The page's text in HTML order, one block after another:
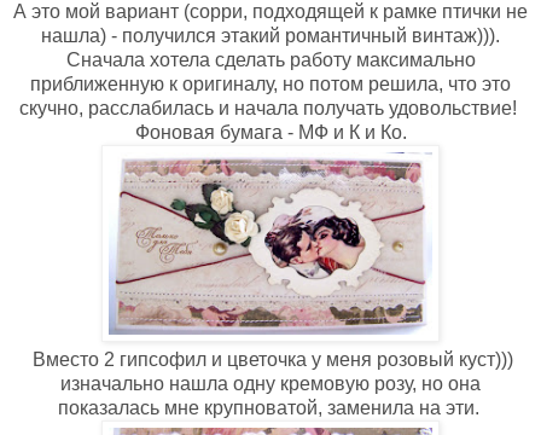
А это мой вариант (сорри, подходящей к рамке птички не
нашла) - получился этакий романтичный винтаж))).
Сначала хотела сделать работу максимально
приближенную к оригиналу, но потом решила, что это
скучно, расслабилась и начала получать удовольствие!
Фоновая бумага - МФ и К и Ко.
Вместо 2 гипсофил и цветочка у меня розовый куст)))
изначально нашла одну кремовую розу, но она
показалась мне крупноватой, заменила на эти.